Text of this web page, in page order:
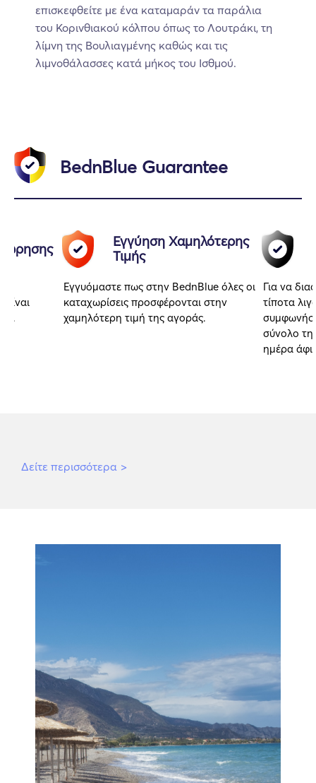
επισκεφθείτε με ένα καταμαράν τα παράλια
του Κορινθιακού κόλπου όπως το Λουτράκι, τη
λίμνη της Βουλιαγμένης καθώς και τις
λιμνοθάλασσες κατά μήκος του Ισθμού.
BednBlue Guarantee
Εγγύηση Χαμηλότερης
Τιμής
Εγγυόμαστε πως στην BednBlue όλες οι
καταχωρίσεις προσφέρονται στην
χαμηλότερη τιμή της αγοράς.
Για να
τίποτα
σύνολο
ημέρα
Δείτε περισσότερα >